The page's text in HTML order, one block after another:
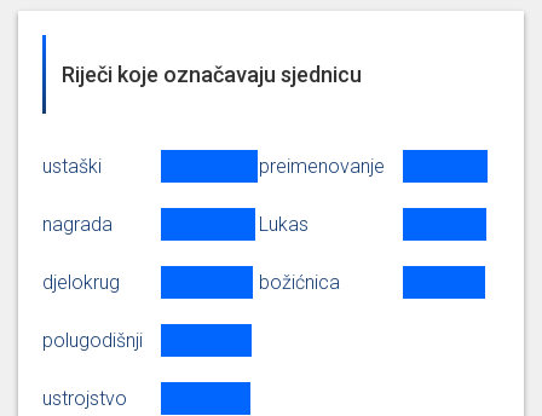
Riječi koje označavaju sjednicu
ustaški
nagrada
djelokrug
polugodišnji
ustrojstvo
preimenovanje
Lukas
božićnica